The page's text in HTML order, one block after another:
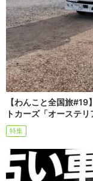
【わんこと全国旅
トカーズ「オーステ
特集